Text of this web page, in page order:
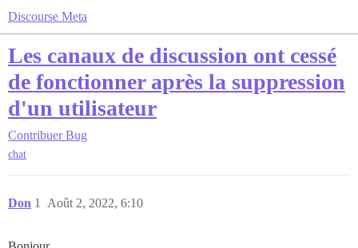
Discourse Meta
Les canaux de discussion ont cessé
de fonctionner après la suppression
d'un utilisateur
Contribuer Bug
chat
Don Août 2, 2022, 6:10
1